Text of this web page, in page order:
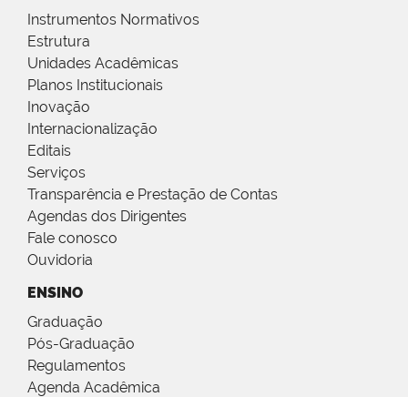
Instrumentos Normativos
Estrutura
Unidades Acadêmicas
Planos Institucionais
Inovação
Internacionalização
Editais
Serviços
Transparência e Prestação de Contas
Agendas dos Dirigentes
Fale conosco
Ouvidoria
ENSINO
Graduação
Pós-Graduação
Regulamentos
Agenda Acadêmica